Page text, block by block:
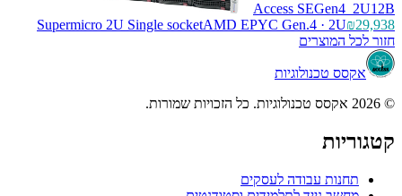
Access SEGen4_2U12B
Supermicro 2U Single socketAMD EPYC Gen.4 · 2U₪29,938
חזור לכל המוצרים
אקסס טכנולוגיות
© 2026 אקסס טכנולוגיות. כל הזכויות שמורות.
קטגוריות
תחנות עבודה לעסקים